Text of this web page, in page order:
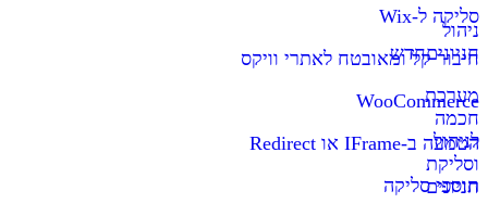
ניהול
חניוניםחדש
מערכת
חכמה
לניהול
וסליקת
חניונים
סליקה ל-Wix
חיבור קל ומאובטח לאתרי וויקס
WooCommerce
הטמעה ב-IFrame או Redirect
תוספי סליקה